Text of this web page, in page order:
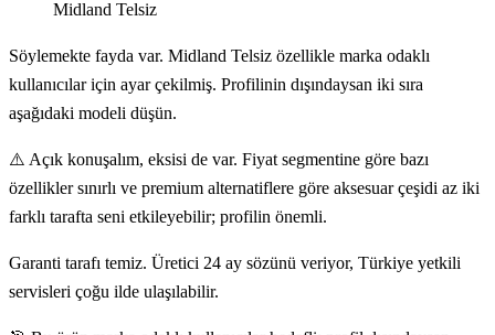
Midland Telsiz
Söylemekte fayda var. Midland Telsiz özellikle marka odaklı
kullanıcılar için ayar çekilmiş. Profilinin dışındaysan iki sıra
aşağıdaki modeli düşün.
⚠️ Açık konuşalım, eksisi de var. Fiyat segmentine göre bazı
özellikler sınırlı ve premium alternatiflere göre aksesuar çeşidi az iki
farklı tarafta seni etkileyebilir; profilin önemli.
Garanti tarafı temiz. Üretici 24 ay sözünü veriyor, Türkiye yetkili
servisleri çoğu ilde ulaşılabilir.